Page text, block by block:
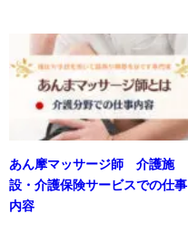
あん摩マッサージ師 介護施
設・介護保険サービスでの仕事
内容